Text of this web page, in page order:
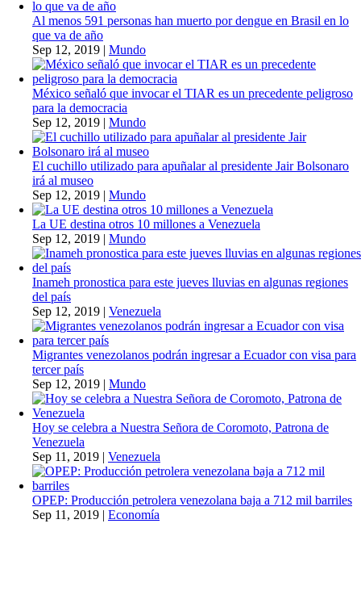
Al menos 591 personas han muerto por dengue en Brasil en lo
que va de año
Sep 12, 2019 | Mundo
México señaló que invocar el TIAR es un precedente peligroso
para la democracia
Sep 12, 2019 | Mundo
El cuchillo utilizado para apuñalar al presidente Jair Bolsonaro
irá al museo
Sep 12, 2019 | Mundo
La UE destina otros 10 millones a Venezuela
Sep 12, 2019 | Mundo
Inameh pronostica para este jueves lluvias en algunas regiones
del país
Sep 12, 2019 | Venezuela
Migrantes venezolanos podrán ingresar a Ecuador con visa para
tercer país
Sep 12, 2019 | Mundo
Hoy se celebra a Nuestra Señora de Coromoto, Patrona de
Venezuela
Sep 11, 2019 | Venezuela
OPEP: Producción petrolera venezolana baja a 712 mil barriles
Sep 11, 2019 | Economía